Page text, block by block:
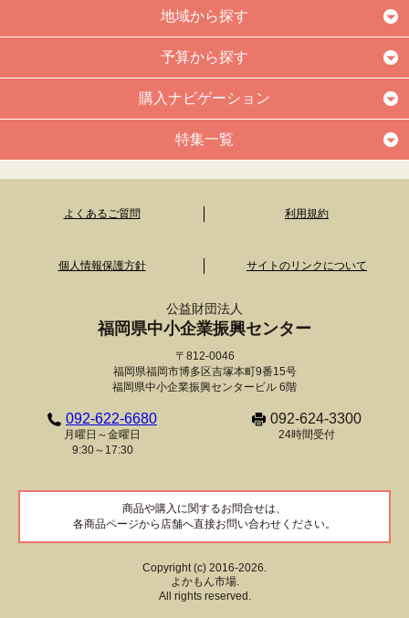
地域から探す
予算から探す
購入ナビゲーション
特集一覧
よくあるご質問 利用規約
個人情報保護方針 サイトのリンクについて
公益財団法人
福岡県中小企業振興センター
〒812-0046
福岡県福岡市博多区吉塚本町9番15号
福岡県中小企業振興センタービル 6階
092-622-6680
月曜日～金曜日
9:30～17:30
092-624-3300
24時間受付
商品や購入に関するお問合せは、
各商品ページから店舗へ直接お問い合わせください。
Copyright (c) 2016-2026.
よかもん市場.
All rights reserved.